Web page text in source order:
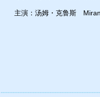
主演：汤姆・克鲁斯